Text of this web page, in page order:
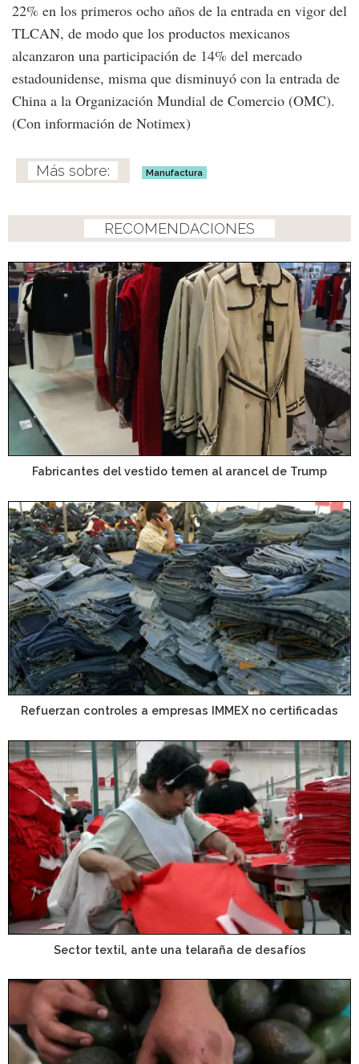
22% en los primeros ocho años de la entrada en vigor del
TLCAN, de modo que los productos mexicanos
alcanzaron una participación de 14% del mercado
estadounidense, misma que disminuyó con la entrada de
China a la Organización Mundial de Comercio (OMC).
(Con información de Notimex)
Manufactura
RECOMENDACIONES
Fabricantes del vestido temen al arancel de Trump
Refuerzan controles a empresas IMMEX no certificadas
Sector textil, ante una telaraña de desafíos